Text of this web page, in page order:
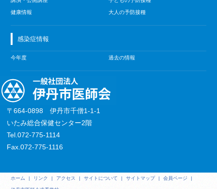
健康情報 大人の予防接種
感染症情報
今年度 過去の情報
〒664-0898 伊丹市千僧1-1-1
いたみ総合保健センター2階
Tel.072-775-1114
Fax.072-775-1116
ホーム | リンク | アクセス | サイトについて | サイトマップ | 会員ページ |